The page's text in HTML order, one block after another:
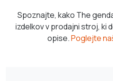
Spoznajte, kako The
izdelkov v prodajni stroj, ki
opise.Poglejte